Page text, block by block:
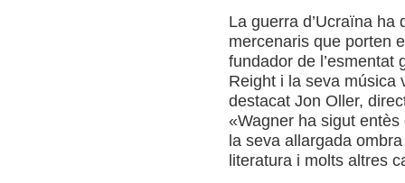
La guerra d’Ucraïna
mercenaris que porten
fundador de l’esmentat
Reight i la seva música
destacat Jon Oller,
«Wagner ha sigut
la seva allargada
literatura i molts altres